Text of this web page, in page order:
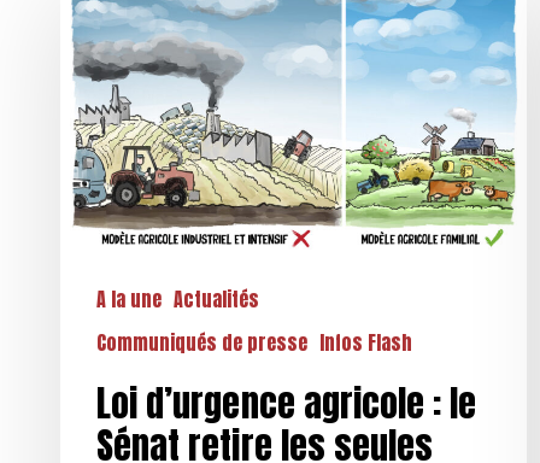
agricole
le
Sénat
retire
les
seules
intéressantes
A la une Actualités
Communiqués de presse Infos Flash
Loi d’urgence agricole : le
Sénat retire les seules